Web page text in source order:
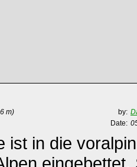
m) by:
Date:
ist in die